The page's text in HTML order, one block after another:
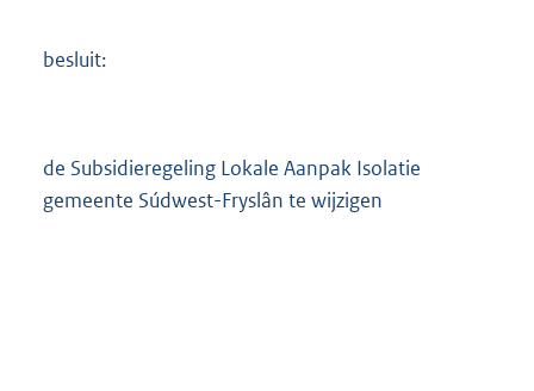
besluit:
de Subsidieregeling Lokale Aanpak Isolatie
gemeente Súdwest-Fryslân te wijzigen